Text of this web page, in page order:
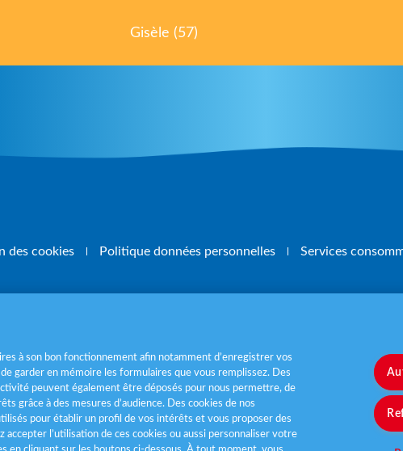
Gisèle (57)
des cookies Politique données personnelles Services
santé, mangez 5 fruits et légumes par jour
à son bon fonctionnement afin notamment d’enregistrer vos
garder en mémoire les formulaires que vous remplissez. Des
peuvent également être déposés pour nous permettre, de
grâce à des mesures d’audience. Des cookies de nos
pour établir un profil de vos intérêts et vous proposer des
accepter l’utilisation de ces cookies ou aussi personnaliser votre